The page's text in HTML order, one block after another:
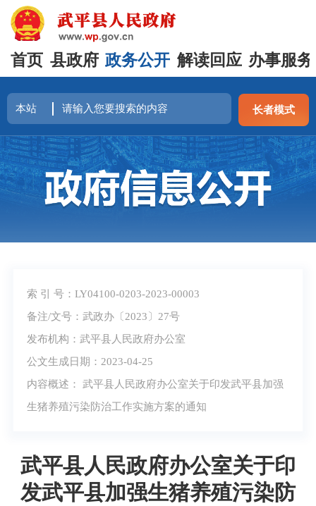
首页 县政府 政务公开 解读回应 办事服务
长者模式
索 引 号：LY04100-0203-2023-00003
备注/文号：武政办〔2023〕27号
发布机构：武平县人民政府办公室
公文生成日期：2023-04-25
内容概述： 武平县人民政府办公室关于印发武平县加强
生猪养殖污染防治工作实施方案的通知
武平县人民政府办公室关于印
发武平县加强生猪养殖污染防